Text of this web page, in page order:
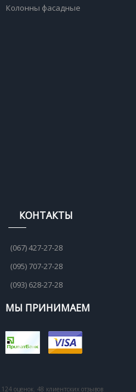
Колонны фасадные
КОНТАКТЫ
(067) 427-27-28
(095) 707-27-28
(093) 628-27-28
МЫ ПРИНИМАЕМ
124 оценок. 48 клиентских отзывов